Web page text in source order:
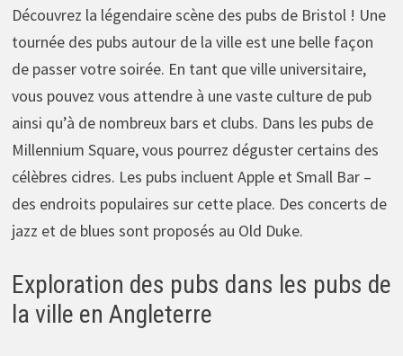
Découvrez la légendaire scène des pubs de Bristol ! Une
tournée des pubs autour de la ville est une belle façon
de passer votre soirée. En tant que ville universitaire,
vous pouvez vous attendre à une vaste culture de pub
ainsi qu’à de nombreux bars et clubs. Dans les pubs de
Millennium Square, vous pourrez déguster certains des
célèbres cidres. Les pubs incluent Apple et Small Bar –
des endroits populaires sur cette place. Des concerts de
jazz et de blues sont proposés au Old Duke.
Exploration des pubs dans les pubs de
la ville en Angleterre